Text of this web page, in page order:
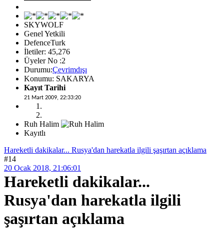
SKYWOLF
Genel Yetkili
DefenceTurk
İletiler: 45,276
Üyeler No :2
Durumu:Çevrimdışı
Konumu: SAKARYA
Kayıt Tarihi
21 Mart 2009, 22:33:20
Ruh Halim
Kayıtlı
Hareketli dakikalar... Rusya'dan harekatla ilgili şaşırtan açıklama
#14
20 Ocak 2018, 21:06:01
Hareketli dakikalar...
Rusya'dan harekatla ilgili
şaşırtan açıklama